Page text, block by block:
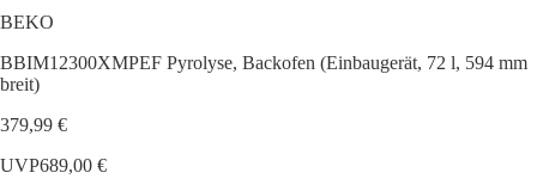
BEKO
BBIM12300XMPEF Pyrolyse, Backofen (Einbaugerät, 72 l, 594 mm
breit)
379,99 €
UVP689,00 €